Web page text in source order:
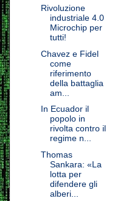
Rivoluzione
industriale 4.0
Microchip per
tutti!
Chavez e Fidel
come
riferimento
della battaglia
am...
In Ecuador il
popolo in
rivolta contro il
regime n...
Thomas
Sankara: «La
lotta per
difendere gli
alberi...